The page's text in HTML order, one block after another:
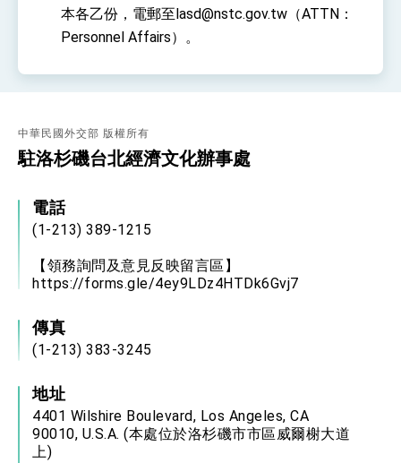
外交部長林佳龍午宴歡迎美國聯邦參議員蓋耶哥
訪問團
外交部長林佳龍接見美國智庫「德國馬歇爾基金
利戰略地位 全力支持「臺美對等貿易協定」簽署
外交部與數位發展部攜手合作，整合台灣雄厚數
位實力，達成固邦榮邦目標
民調顯示多數國人滿意政府外交表現，高度支持
總統以「韌性之島，希望之光」為題發表2026新
年談話
賴總統就職演說影片
本各乙份，電郵至lasd@nstc.gov.tw（ATTN：
Personnel Affairs）。
中華民國外交部 版權所有
駐洛杉磯台北經濟文化辦事處
電話
(1-213) 389-1215
【領務詢問及意見反映留言區】
https://forms.gle/4ey9LDz4HTDk6Gvj7
傳真
(1-213) 383-3245
地址
4401 Wilshire Boulevard, Los Angeles, CA
90010, U.S.A. (本處位於洛杉磯市市區威爾榭大道
上)